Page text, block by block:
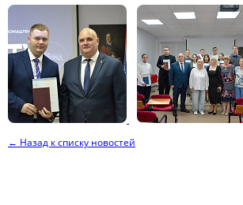
← Назад к списку новостей